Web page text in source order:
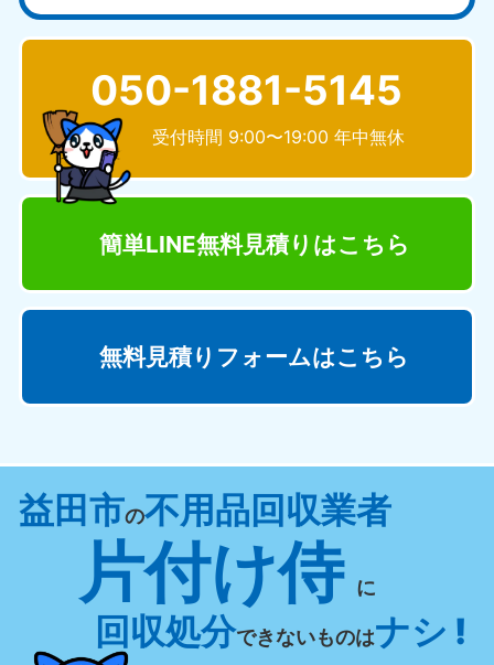
050-1881-5145
受付時間 9:00〜19:00 年中無休
簡単LINE無料見積り はこちら
無料見積りフォームはこちら
益田市の不用品回収業者
片付け侍 に
回収処分できないものはナシ !